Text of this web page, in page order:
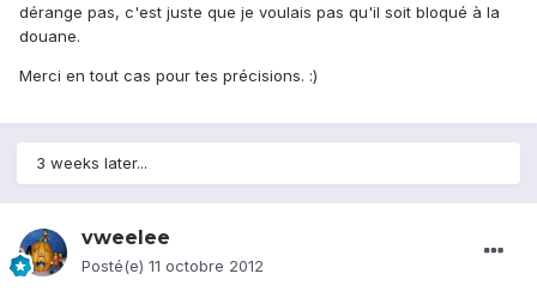
dérange pas, c'est juste que je voulais pas qu'il soit bloqué à la
douane.
Merci en tout cas pour tes précisions. :)
3 weeks later...
vweelee
Posté(e) 11 octobre 2012